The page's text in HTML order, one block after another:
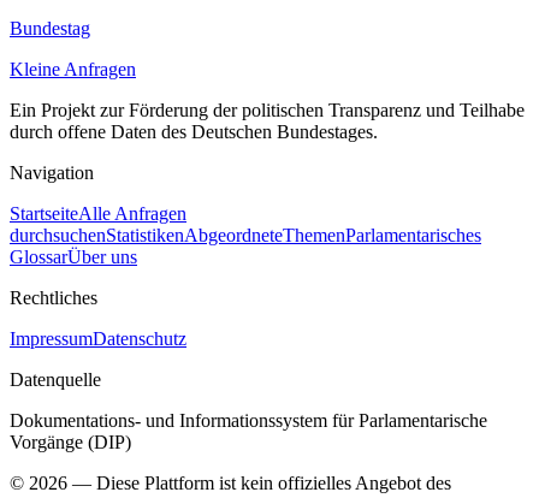
Bundestag
Kleine Anfragen
Ein Projekt zur Förderung der politischen Transparenz und Teilhabe
durch offene Daten des Deutschen Bundestages.
Navigation
StartseiteAlle Anfragen
durchsuchenStatistikenAbgeordneteThemenParlamentarisches
GlossarÜber uns
Rechtliches
ImpressumDatenschutz
Datenquelle
Dokumentations- und Informationssystem für Parlamentarische
Vorgänge (DIP)
© 2026 — Diese Plattform ist kein offizielles Angebot des